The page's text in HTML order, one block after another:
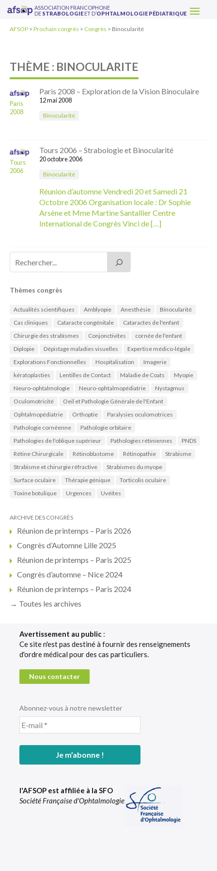
ASSOCIATION FRANCOPHONE
DE STRABOLOGIE ET D’OPHTALMOLOGIE PÉDIATRIQUE
AFSOP > Prochain congrès > Congrès > Binocularité
THÈME : BINOCULARITE
Paris
2008
Paris 2008 – Exploration de la Vision Binoculaire
12 mai 2008
Binocularité
Tours
2006
Tours 2006 – Strabologie et Binocularité
20 octobre 2006
Binocularité
Réunion d’automne Vendredi 20 et Samedi 21
Octobre 2006 Organisation locale : Dr Sophie
Arsène et Mme Martine Santallier Centre
International de Congrès Vinci de […]
Thèmes congrès
Actualités scientifiques Amblyopie Anesthésie
Binocularité
Cas cliniques
Cataracte congénitale
Cataractes de l'enfant
Chirurgie des strabismes
Conjonctivites
cornée de l'enfant
Diplopie
Dépistage maladies visuelles
Expertise médico-légale
Explorations Fonctionnelles
Hospitalisation
Imagerie
kératoplasties
Lentilles de Contact Maladie de Coats
Myopie
Neuro-ophtalmologie
Neuro-ophtalmopédiatrie
Nystagmus
Oculomotricité
Oeil et Pathologie Générale de l'Enfant
Ophtalmopédiatrie
Orthoptie
Paralysies oculomotrices
Pathologie cornéenne
Pathologie orbitaire
Pathologies de l'oblique supérieur
Pathologies rétiniennes
PNDS
Rétine Chirurgicale
Rétinoblastome Rétinopathie
Strabisme
Strabisme et chirurgie réfractive
Strabismes du myope
Surface oculaire
Thérapie génique
Torticolis oculaire
Toxine botulique
Urgences Uvéites
ARCHIVE DES CONGRÈS
Réunion de printemps – Paris 2026
Congrès d’Automne Lille 2025
Réunion de printemps – Paris 2025
Congrès d’automne – Nice 2024
Réunion de printemps – Paris 2024
→ Toutes les archives
Avertissement au public :
Ce site n'est pas destiné à fournir des renseignements
d'ordre médical pour des cas particuliers.
Nous contacter
Abonnez-vous à notre newsletter
l'AFSOP est affiliée à la SFO
Société Française d'Ophtalmologie